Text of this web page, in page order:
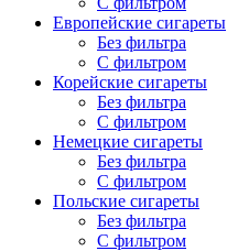
Европейские сигареты
Без фильтра
С фильтром
Корейские сигареты
Без фильтра
С фильтром
Немецкие сигареты
Без фильтра
С фильтром
Польские сигареты
Без фильтра
С фильтром